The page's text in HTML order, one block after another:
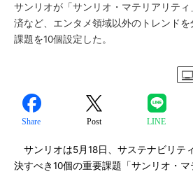
サンリオが「サンリオ・マテリアリテ
済など、エンタメ領域以外のトレンド
課題を10個設定した。
Share Post LINE
サンリオは5月18日、サステナビリテ
決すべき10個の重要課題「サンリオ・